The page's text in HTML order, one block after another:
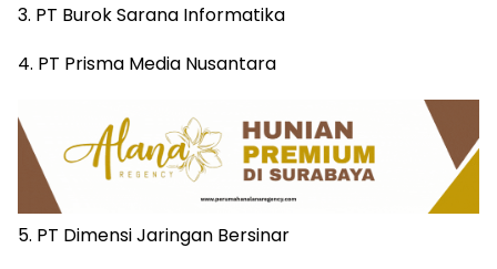
3. PT Burok Sarana Informatika
4. PT Prisma Media Nusantara
5. PT Dimensi Jaringan Bersinar